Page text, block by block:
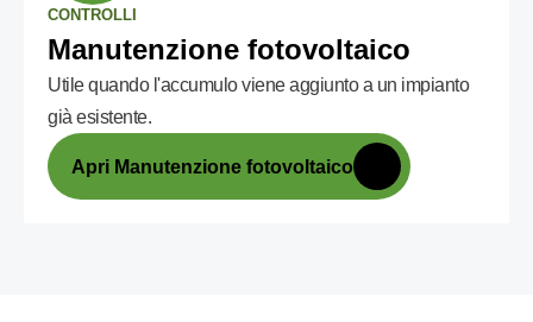
CONTROLLI
Manutenzione fotovoltaico
Utile quando l'accumulo viene aggiunto a un impianto
già esistente.
Apri Manutenzione fotovoltaico